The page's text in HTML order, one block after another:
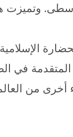
وتميزت
المتقدمة
من